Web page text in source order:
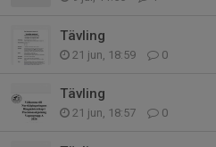
Tävling
21 jun, 18:59 0
Tävling
21 jun, 18:57 0